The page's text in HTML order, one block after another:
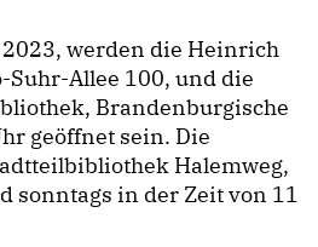
2023, werden die Heinrich
Suhr-Allee 100, und die
Brandenburgische
geöffnet sein. Die
Halemweg,
sonntags in der Zeit von 11